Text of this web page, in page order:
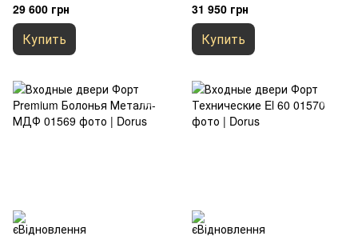
29 600 грн
Купить
31 950 грн
Купить